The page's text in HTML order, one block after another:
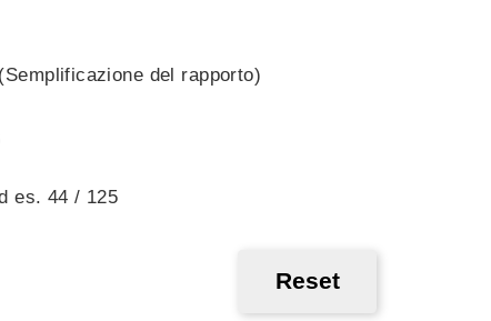
del rapporto)
es. 44 / 125
Reset